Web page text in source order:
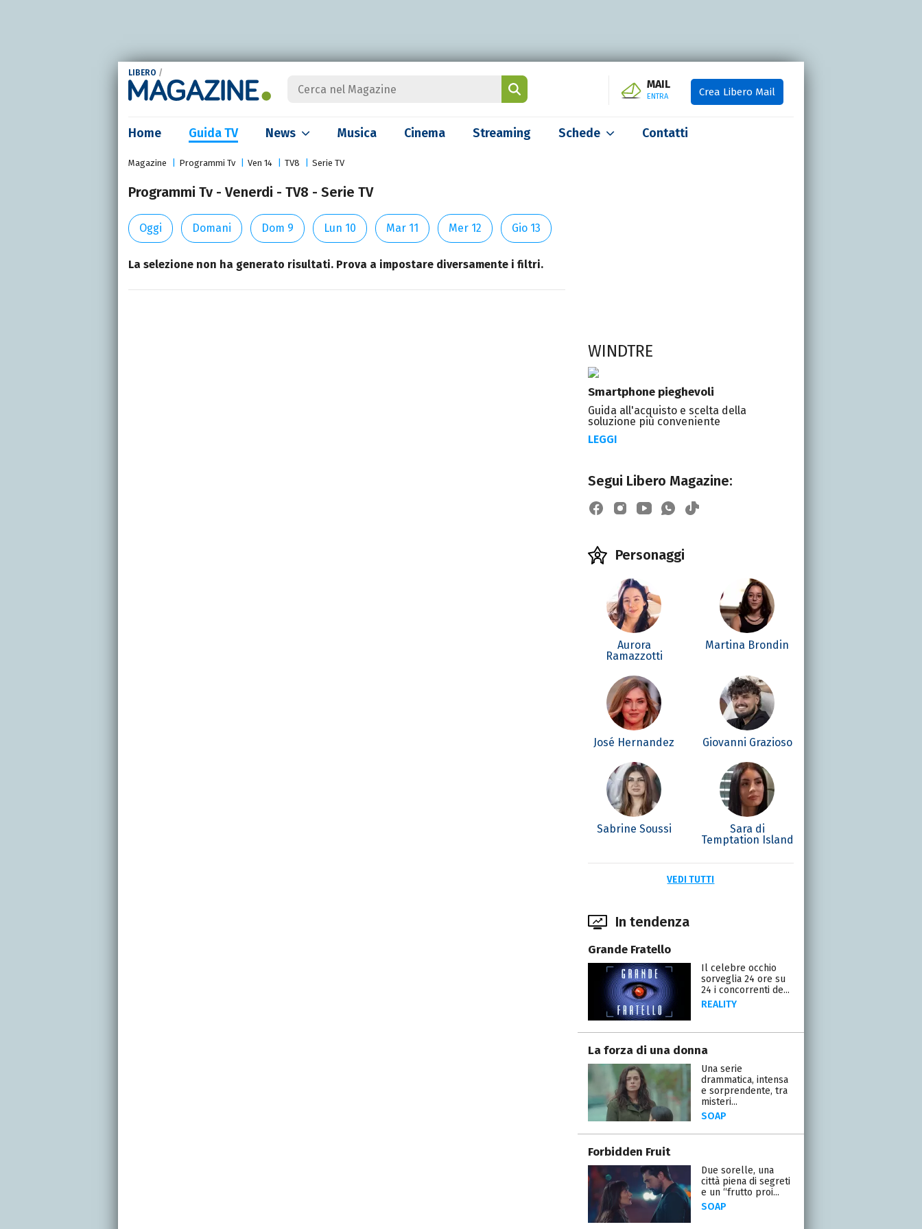
LIBERO /
MAIL
ENTRA Crea Libero Mail
Home Guida TV News Musica Cinema Streaming Schede Contatti
Magazine Programmi Tv Ven 14 TV8 Serie TV
Programmi Tv - Venerdi - TV8 - Serie TV
Oggi Domani Dom 9 Lun 10 Mar 11 Mer 12 Gio 13
La selezione non ha generato risultati. Prova a impostare diversamente i filtri.
WINDTRE
Smartphone pieghevoli
Guida all'acquisto e scelta della
soluzione più conveniente
LEGGI
Segui Libero Magazine:
Personaggi
Aurora
Ramazzotti
Martina Brondin
José Hernandez Giovanni Grazioso
Sabrine Soussi
Sara di
Temptation Island
VEDI TUTTI
In tendenza
Grande Fratello
Il celebre occhio
sorveglia 24 ore su
24 i concorrenti de...
REALITY
La forza di una donna
Una serie
drammatica, intensa
e sorprendente, tra
misteri...
SOAP
Forbidden Fruit
Due sorelle, una
città piena di segreti
e un “frutto proi...
SOAP